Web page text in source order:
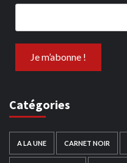
Catégories
A LA UNE CARNET NOIR